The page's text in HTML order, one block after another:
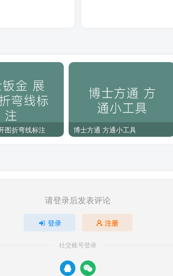
图折弯线标注 博士方通 方通小工具
请登录后发表评论
登录 注册
社交账号登录